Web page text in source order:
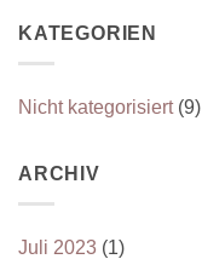
KATEGORIEN
Nicht kategorisiert(9)
ARCHIV
Juli 2023 (1)